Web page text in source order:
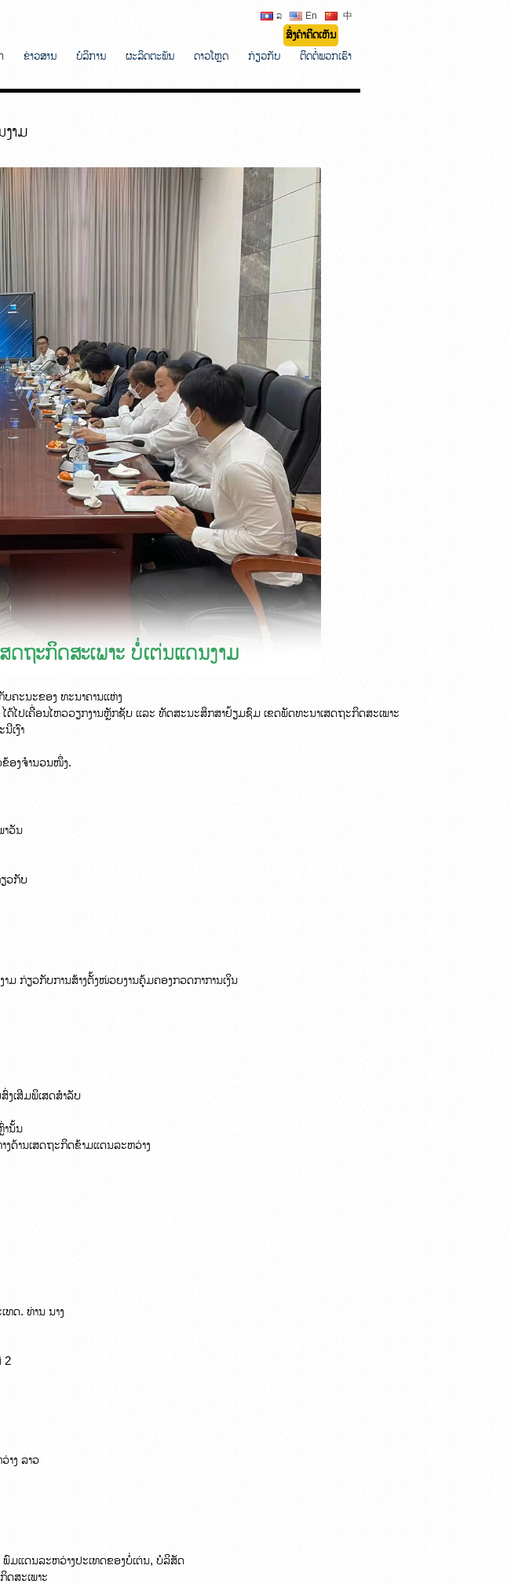
ລ En 中
ສົ່ງຄຳຄິດເຫັນ
ຂ່າວສານ ບໍລິການ ຜະລິດຕະພັນ ດາວໂຫຼດ ກ່ຽວກັບ ຕິດຕໍ່ພວກເຮົາ
າມ
ຄະນະຂອງ ທະນາຄານແຫ່ງ
ໄປເຄື່ອນໄຫວວຽກງານຫຼັກຊັບ ແລະ ທັດສະນະສຶກສາຢ້ຽມຊົມ ເຂດພັດທະນາເສດຖະກິດສະເພາະ
ເງົາ
ອງຈຳນວນໜຶ່ງ.
າວັນ
ວກັບ
ກ່ຽວກັບການສ້າງຕັ້ງໜ່ວຍງານຄຸ້ມຄອງກວດກາການເງິນ
ງເສີມພິເສດສຳລັບ
ານັ້ນ
ງດ້ານເສດຖະກິດຂ້າມແດນລະຫວ່າງ
ທດ. ທ່ານ ນາງ
2
າງ ລາວ
ພົມແດນລະຫວ່າງປະເທດຂອງບໍ່ເຕ່ນ, ບໍລິສັດ
ດສະເພາະ